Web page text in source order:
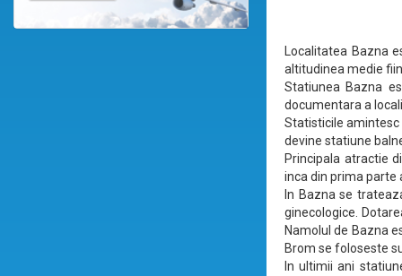
Localitatea Bazna
altitudinea medie
Statiunea Bazna
documentara a
Statisticile amintesc
devine statiune
Principala atractie
inca din prima parte
In Bazna se
ginecologice.
Namolul de Bazna
Brom se foloseste
In ultimii ani